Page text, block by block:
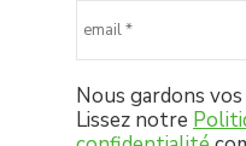
Nous gardons
Lissez notre